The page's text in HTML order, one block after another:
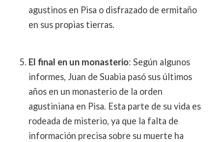
agustinos en Pisa o disfrazado de ermitaño
en sus propias tierras.
El final en un monasterio: Según algunos
informes, Juan de Suabia pasó sus últimos
años en un monasterio de la orden
agustiniana en Pisa. Esta parte de su vida es
rodeada de misterio, ya que la falta de
información precisa sobre su muerte ha